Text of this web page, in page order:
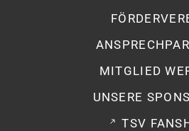
MITGLIED
UNSERE
TSV